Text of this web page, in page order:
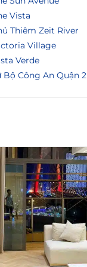
Vista
Thiêm Zeit River
Village
Verde
Công An Quận 2